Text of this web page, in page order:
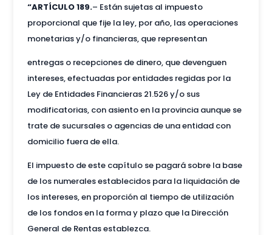
“ARTÍCULO 189.– Están sujetas al impuesto
proporcional que fije la ley, por año, las operaciones
monetarias y/o financieras, que representan
entregas o recepciones de dinero, que devenguen
intereses, efectuadas por entidades regidas por la
Ley de Entidades Financieras 21.526 y/o sus
modificatorias, con asiento en la provincia aunque se
trate de sucursales o agencias de una entidad con
domicilio fuera de ella.
El impuesto de este capítulo se pagará sobre la base
de los numerales establecidos para la liquidación de
los intereses, en proporción al tiempo de utilización
de los fondos en la forma y plazo que la Dirección
General de Rentas establezca.